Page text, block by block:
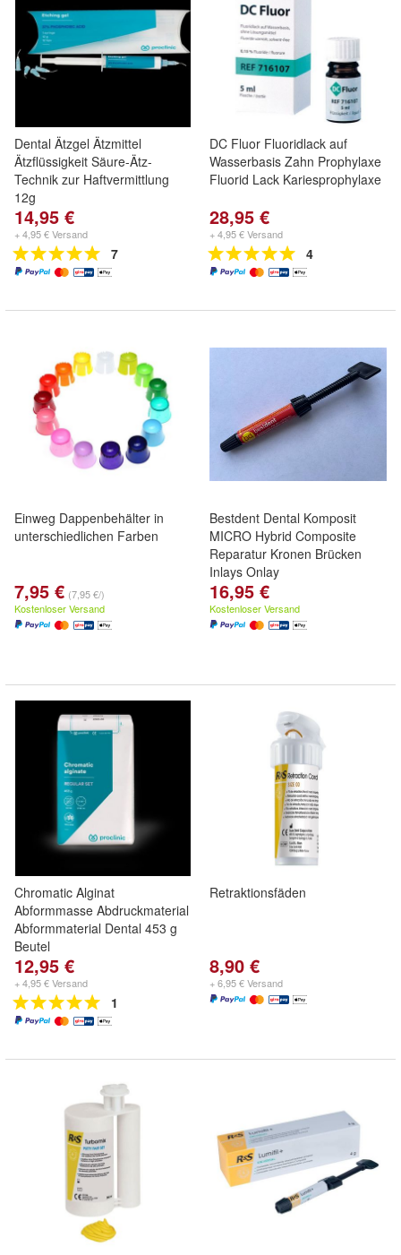
Dental Ätzgel Ätzmittel
Ätzflüssigkeit Säure-Ätz-
Technik zur Haftvermittlung
12g
14,95 €
+ 4,95 € Versand
7
DC Fluor Fluoridlack auf
Wasserbasis Zahn Prophylaxe
Fluorid Lack Kariesprophylaxe
28,95 €
+ 4,95 € Versand
4
Einweg Dappenbehälter in
unterschiedlichen Farben
7,95 € (7,95 €/)
Kostenloser Versand
Bestdent Dental Komposit
MICRO Hybrid Composite
Reparatur Kronen Brücken
Inlays Onlay
16,95 €
Kostenloser Versand
Chromatic Alginat
Abformmasse Abdruckmaterial
Abformmaterial Dental 453 g
Beutel
12,95 €
+ 4,95 € Versand
1
Retraktionsfäden
8,90 €
+ 6,95 € Versand